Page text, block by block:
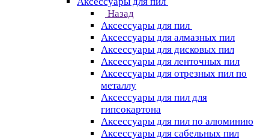
Назад
Аксессуары для пил
Аксессуары для алмазных пил
Аксессуары для дисковых пил
Аксессуары для ленточных пил
Аксессуары для отрезных пил по
металлу
Аксессуары для пил для
гипсокартона
Аксессуары для пил по алюминию
Аксессуары для сабельных пил